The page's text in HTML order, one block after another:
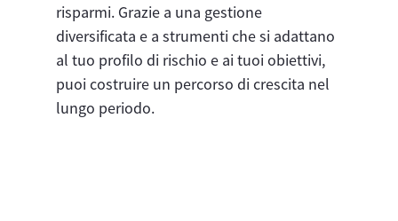
risparmi. Grazie a una gestione
diversificata e a strumenti che si adattano
al tuo profilo di rischio e ai tuoi obiettivi,
puoi costruire un percorso di crescita nel
lungo periodo.